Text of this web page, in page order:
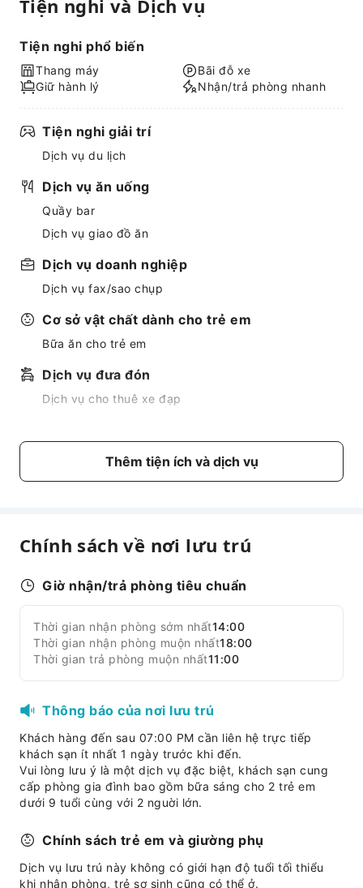
Tiện nghi và Dịch vụ
Tiện nghi phổ biến
Thang máy
Giữ hành lý
Bãi đỗ xe
Nhận/trả phòng nhanh
Tiện nghi giải trí
Dịch vụ du lịch
Dịch vụ ăn uống
Quầy bar
Dịch vụ giao đồ ăn
Dịch vụ doanh nghiệp
Dịch vụ fax/sao chụp
Cơ sở vật chất dành cho trẻ em
Bữa ăn cho trẻ em
Dịch vụ đưa đón
Dịch vụ cho thuê xe đạp
Wi-Fi công cộng
Khu vực hút thuốc
Khu vực đậu xe đạp
Dịch vụ quầy lễ tân
Dịch vụ vé du lịch
Giữ hành lý
Két an toàn tại quầy lễ tân
Nhận/trả phòng nhanh
An toàn và An ninh
Bình chữa cháy
Mở rộng tất cả
Thêm tiện ích và dịch vụ
Chính sách về nơi lưu trú
Giờ nhận/trả phòng tiêu chuẩn
Thời gian nhận phòng sớm nhất14:00
Thời gian nhận phòng muộn nhất18:00
Thời gian trả phòng muộn nhất11:00
Thông báo của nơi lưu trú
Khách hàng đến sau 07:00 PM cần liên hệ trực tiếp
khách sạn ít nhất 1 ngày trước khi đến.
Vui lòng lưu ý là một dịch vụ đặc biệt, khách sạn cung
cấp phòng gia đình bao gồm bữa sáng cho 2 trẻ em
dưới 9 tuổi cùng với 2 nguời lớn.
Chính sách trẻ em và giường phụ
Dịch vụ lưu trú này không có giới hạn độ tuổi tối thiểu
khi nhận phòng, trẻ sơ sinh cũng có thể ở.